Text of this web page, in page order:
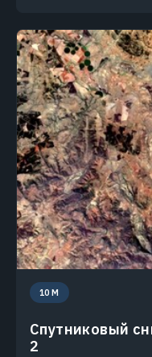
10 M
Спутниковый
2